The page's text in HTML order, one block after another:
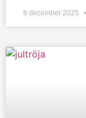
6 december 2025